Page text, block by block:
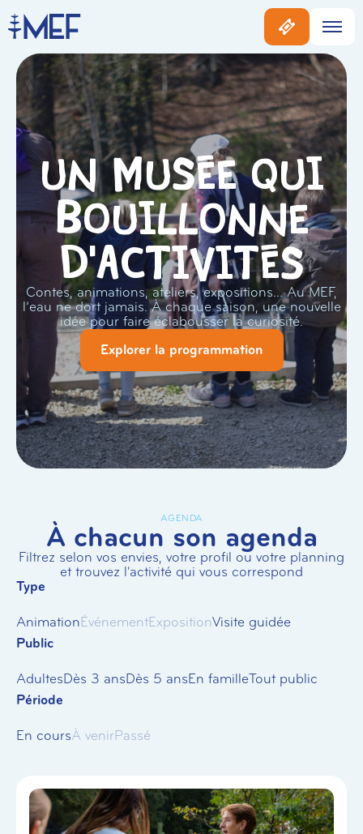
Un musée qui
bouillonne
d'activités
Contes, animations, ateliers, expositions… Au MEF,
l’eau ne dort jamais. À chaque saison, une nouvelle
idée pour faire éclabousser la curiosité.
Explorer la programmation
AGENDA
À chacun son agenda
Filtrez selon vos envies, votre profil ou votre planning
et trouvez l'activité qui vous correspond
Type
AnimationÉvénementExpositionVisite guidée
Public
AdultesDès 3 ansDès 5 ansEn familleTout public
Période
En coursÀ venirPassé